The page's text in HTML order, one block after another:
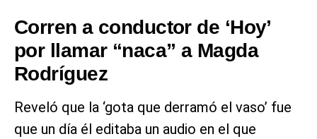
Corren a conductor de ‘Hoy’
por llamar “naca” a Magda
Rodríguez
Reveló que la ‘gota que derramó el vaso’ fue
que un día él editaba un audio en el que